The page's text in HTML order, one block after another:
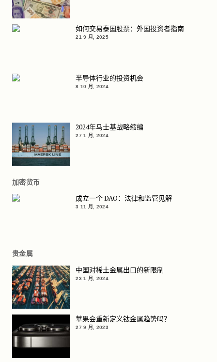
如何交易泰国股票：外国投资者指南
21 9 月, 2025
半导体行业的投资机会
8 10 月, 2024
2024年马士基战略缩编
27 1 月, 2024
加密货币
成立一个 DAO：法律和监管见解
3 11 月, 2024
贵金属
中国对稀土金属出口的新限制
23 1 月, 2024
苹果会重新定义钛金属趋势吗？
27 9 月, 2023